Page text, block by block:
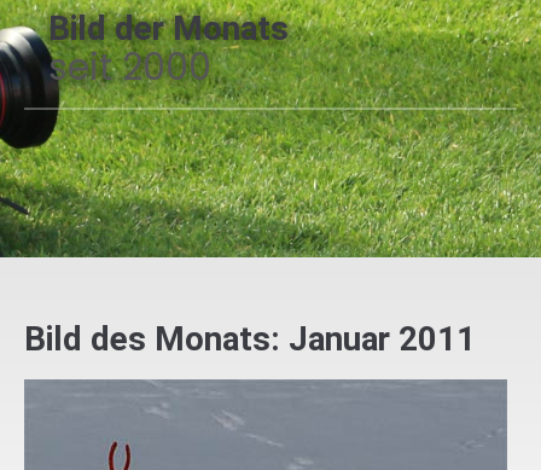
Bild der Monats
seit 2000
Bild des Monats: Januar 2011